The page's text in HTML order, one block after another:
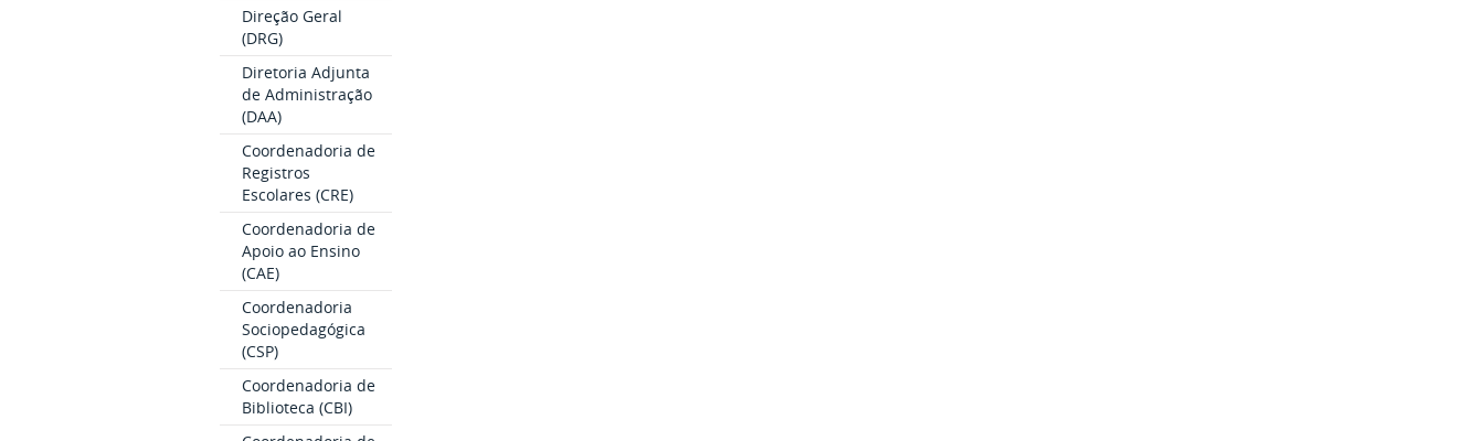
Direção Geral
(DRG)
Diretoria Adjunta
de Administração
(DAA)
Coordenadoria de
Registros
Escolares (CRE)
Coordenadoria de
Apoio ao Ensino
(CAE)
Coordenadoria
Sociopedagógica
(CSP)
Coordenadoria de
Biblioteca (CBI)